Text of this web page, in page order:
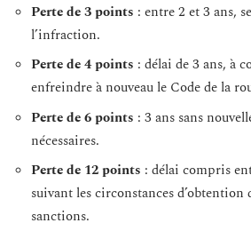
Perte de 3 points : entre 2 et 3 ans,
l’infraction.
Perte de 4 points : délai de 3 ans, à
enfreindre à nouveau le Code de la
Perte de 6 points : 3 ans sans
nécessaires.
Perte de 12 points : délai compris
suivant les circonstances
sanctions.